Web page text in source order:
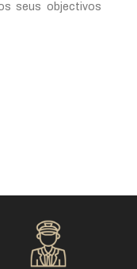
seus objectivos